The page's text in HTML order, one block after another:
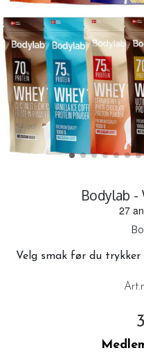
Bodylab -
Velg smak før du